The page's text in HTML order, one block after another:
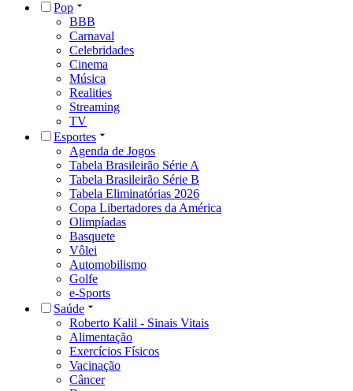
Pop
BBB
Carnaval
Celebridades
Cinema
Música
Realities
Streaming
TV
Esportes
Agenda de Jogos
Tabela Brasileirão Série A
Tabela Brasileirão Série B
Tabela Eliminatórias 2026
Copa Libertadores da América
Olimpíadas
Basquete
Vôlei
Automobilismo
Golfe
e-Sports
Saúde
Roberto Kalil - Sinais Vitais
Alimentação
Exercícios Físicos
Vacinação
Câncer